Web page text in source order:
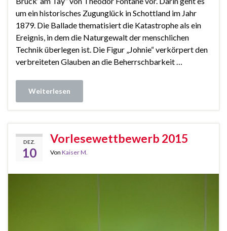
um ein historisches Zugunglück in Schottland im Jahr
1879. Die Ballade thematisiert die Katastrophe als ein
Ereignis, in dem die Naturgewalt der menschlichen
Technik überlegen ist. Die Figur „Johnie“ verkörpert den
verbreiteten Glauben an die Beherrschbarkeit …
Weiterlesen
DEZ.
10
Vorlesewettbewerb 2015
Von Kaiser M.